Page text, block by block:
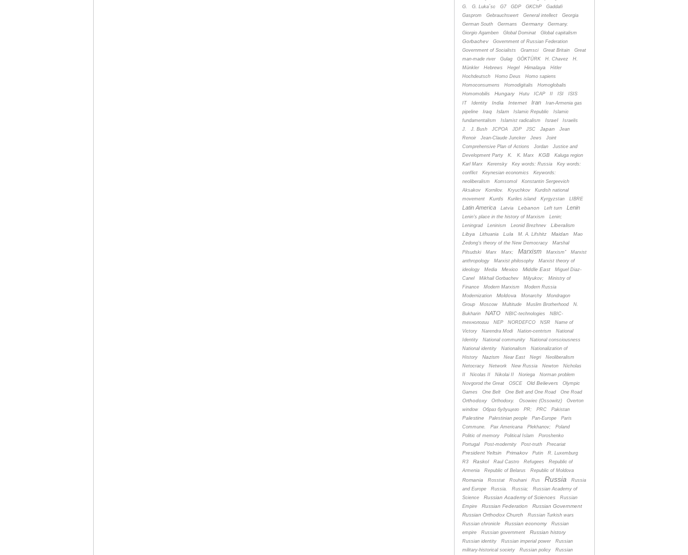
G. G. Luka´sc G7 GDP GKChP
Gaddafi
Gasprom
Gebrauchswert General intellect
Georgia
German South
Germans Germany
Germany.
Giorgio Agamben
Global Dominat Global capitalism
Gorbachev
Government of Russian Federation
Government of Socialists
Gramsci Great Britain
Great
man-made river
Gulag GÖKTÜRK H. Chavez
H.
Münkler
Hebrews Hegel Himalaya
Hitler
Hochdeutsch
Homo Deus
Homo sapiens
Homoconsumens
Homodigitalis
Homoglobalis
Homomobilis
Hungary Hutu ICAP II ISI
ISIS
IT
Identity India Internet Iran
Iran-Armenia gas
pipeline
Iraq Islam Islamic Republic
Islamic
fundamentalism
Islamist radicalism Israel
Israelis
J.
J. Bush JCPOA JDP JSC Japan
Jean
Renoir
Jean-Claude Juncker Jews
Joint
Comprehensive Plan of Actions
Jordan
Justice and
Development Party
K. K. Marx KGB
Kaluga region
Karl Marx
Kerensky Key words: Russia
Key words:
conflict
Keynesian economics
Keywords:
neoliberalism
Komsomol
Konstantin Sergeevich
Aksakov
Kornilov. Kryuchkov
Kurdish national
movement
Kurds Kuriles island Kyrgyzstan LIBRE
Latin America Latvia Lebanon Left turn Lenin
Lenin's place in the history of Marxism
Lenin;
Leningrad
Leninism Leonid Brezhnev
Liberalism
Libya
Lithuania Lula M. A. Lifshitz Maidan
Mao
Zedong's theory of the New Democracy
Marshal
Pilsudski
Marx Marx; Marxism Marxism”
Marxist
anthropology
Marxist philosophy
Marxist theory of
ideology
Media Mexico Middle East
Miguel Diaz-
Canel
Mikhail Gorbachev Milyukov;
Ministry of
Finance
Modern Marxism
Modern Russia
Modernization
Moldova Monarchy
Mondragon
Group
Moscow Multitude Muslim Brotherhood
N.
Bukharin
NATO NBIC-technologies
NBIC-
технологии
NEP NORDEFCO NSR
Name of
Victory
Narendra Modi Nation-centrism
National
Identity
National community
National consciousness
National identity
Nationalism
Nationalization of
History
Nazism Near East Negri
Neoliberalism
Netocracy
Network New Russia Newton
Nicholas
II
Nicolas II Nikolai II Noriega
Norman problem
Novgorod the Great
OSCE Old Believers
Olympic
Games
One Belt One Belt and One Road One Road
Orthodoxy Orthodoxy. Osowiec (Ossowitz)
Overton
window
Oбраз будущего PR; PRC Pakistan
Palestine Palestinian people Pan-Europe
Paris
Commune.
Pax Americana Plekhanov;
Poland
Politic of memory
Political Islam
Poroshenko
Portugal
Post-modernity Post-truth Precariat
President Yeltsin Primakov Putin
R. Luxemburg
R3
Raskol Raul Castro Refugees
Republic of
Armenia
Republic of Belarus Republic of Moldova
Romania Rosstat Rouhani Rus Russia
Russia
and Europe
Russia. Russia;
Russian Academy of
Science
Russian Academy of Sciences
Russian
Empire
Russian Federation
Russian Government
Russian Orthodox Church
Russian Turkish wars
Russian chronicle
Russian economy
Russian
empire
Russian government Russian history
Russian identity Russian imperial power
Russian
military-historical society
Russian policy Russian